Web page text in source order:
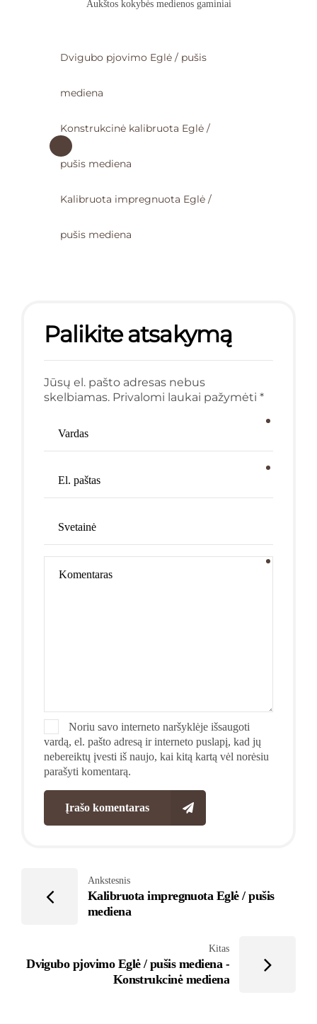
Aukštos kokybės medienos gaminiai
Dvigubo pjovimo Eglė / pušis
mediena
Konstrukcinė kalibruota Eglė /
pušis mediena
Kalibruota impregnuota Eglė /
pušis mediena
Palikite atsakymą
Jūsų el. pašto adresas nebus
skelbiamas. Privalomi laukai pažymėti *
Noriu savo interneto naršyklėje išsaugoti
vardą, el. pašto adresą ir interneto puslapį, kad jų
nebereiktų įvesti iš naujo, kai kitą kartą vėl norėsiu
parašyti komentarą.
Įrašo komentaras
Ankstesnis
Kalibruota impregnuota Eglė / pušis
mediena
Kitas
Dvigubo pjovimo Eglė / pušis mediena -
Konstrukcinė mediena